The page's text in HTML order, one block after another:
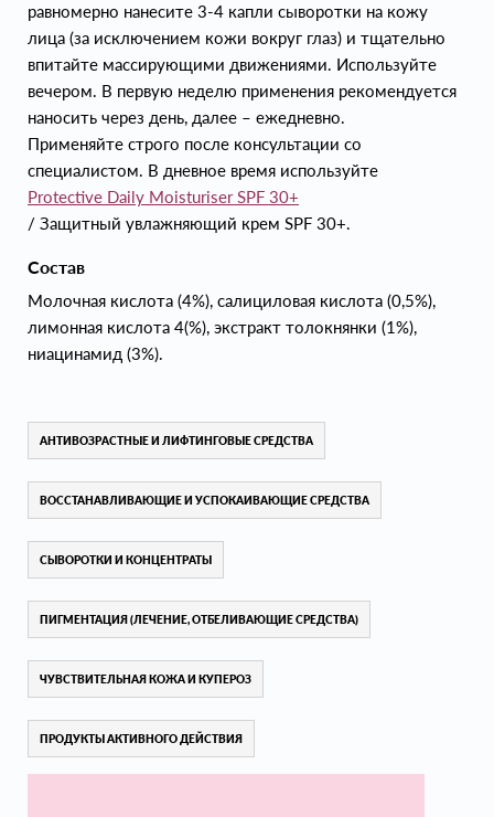
равномерно нанесите 3-4 капли сыворотки на кожу
лица (за исключением кожи вокруг глаз) и тщательно
впитайте массирующими движениями. Используйте
вечером. В первую неделю применения рекомендуется
наносить через день, далее – ежедневно.
Применяйте строго после консультации со
специалистом. В дневное время используйте
Protective Daily Moisturiser SPF 30+
/ Защитный увлажняющий крем SPF 30+.
Состав
Молочная кислота (4%), салициловая кислота (0,5%),
лимонная кислота 4(%), экстракт толокнянки (1%),
ниацинамид (3%).
АНТИВОЗРАСТНЫЕ И ЛИФТИНГОВЫЕ СРЕДСТВА
ВОССТАНАВЛИВАЮЩИЕ И УСПОКАИВАЮЩИЕ СРЕДСТВА
СЫВОРОТКИ И КОНЦЕНТРАТЫ
ПИГМЕНТАЦИЯ (ЛЕЧЕНИЕ, ОТБЕЛИВАЮЩИЕ СРЕДСТВА)
ЧУВСТВИТЕЛЬНАЯ КОЖА И КУПЕРОЗ
ПРОДУКТЫ АКТИВНОГО ДЕЙСТВИЯ